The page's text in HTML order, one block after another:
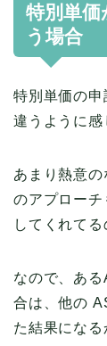
特別単
う場合
特別単価の
違うように感
あまり熱意
のアプロー
してくれて
なので、あ
合は、他の
た結果になる